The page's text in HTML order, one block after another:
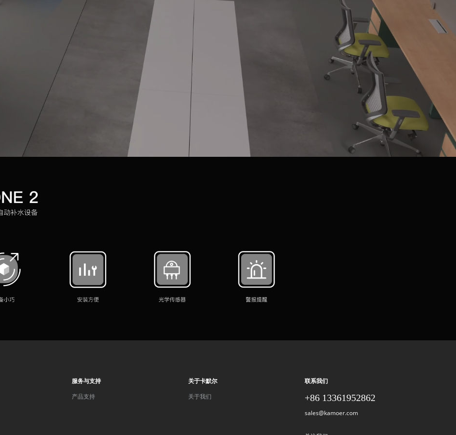
服务与支持
产品支持
关于卡默尔
关于我们
联系我们
+86 13361952862
sales@kamoer.com